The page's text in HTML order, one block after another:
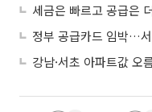
세금은 빠르고 공급은